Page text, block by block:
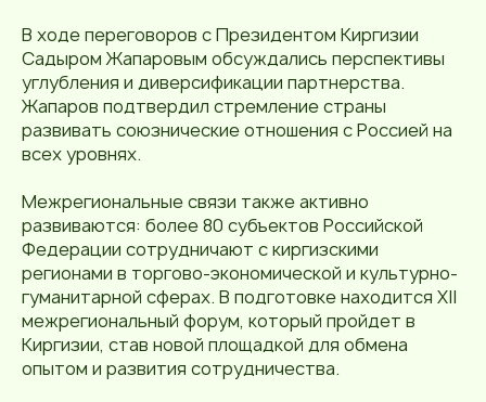
В ходе переговоров с Президентом Киргизии
Садыром Жапаровым обсуждались перспективы
углубления и диверсификации партнерства.
Жапаров подтвердил стремление страны
развивать союзнические отношения с Россией на
всех уровнях.
Межрегиональные связи также активно
развиваются: более 80 субъектов Российской
Федерации сотрудничают с киргизскими
регионами в торгово-экономической и культурно-
гуманитарной сферах. В подготовке находится XII
межрегиональный форум, который пройдет в
Киргизии, став новой площадкой для обмена
опытом и развития сотрудничества.